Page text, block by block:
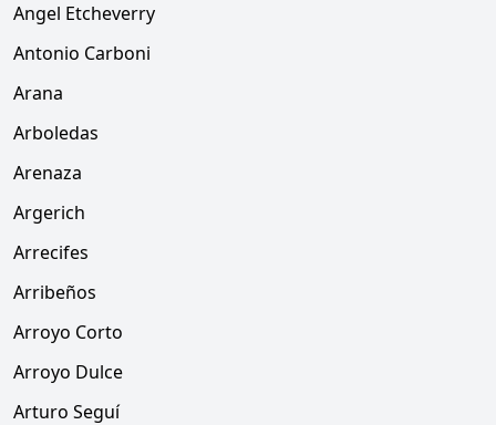
Angel Etcheverry
Antonio Carboni
Arana
Arboledas
Arenaza
Argerich
Arrecifes
Arribeños
Arroyo Corto
Arroyo Dulce
Arturo Seguí